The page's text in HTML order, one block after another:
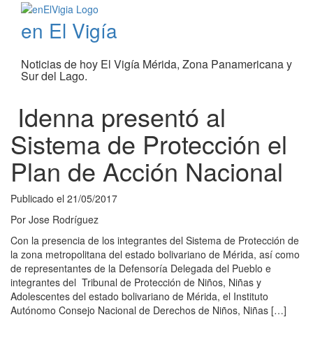
en El Vigía
Noticias de hoy El Vigía Mérida, Zona Panamericana y
Sur del Lago.
Idenna presentó al
Sistema de Protección el
Plan de Acción Nacional
Publicado el 21/05/2017
Por Jose Rodríguez
Con la presencia de los integrantes del Sistema de Protección de
la zona metropolitana del estado bolivariano de Mérida, así como
de representantes de la Defensoría Delegada del Pueblo e
integrantes del Tribunal de Protección de Niños, Niñas y
Adolescentes del estado bolivariano de Mérida, el Instituto
Autónomo Consejo Nacional de Derechos de Niños, Niñas […]